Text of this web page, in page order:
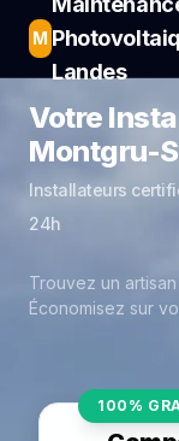
M
Landes
Votre
Montgru-
Installateurs
24h
Trouvez un
Économisez sur
100%